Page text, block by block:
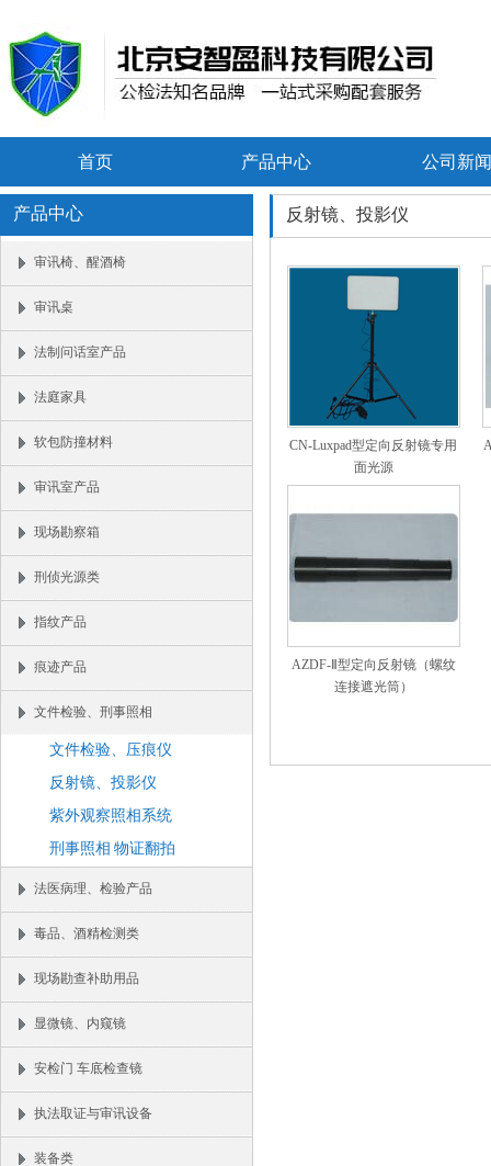
首页 产品中心 公司新
产品中心
审讯椅、醒酒椅
审讯桌
法制问话室产品
法庭家具
软包防撞材料
审讯室产品
现场勘察箱
刑侦光源类
指纹产品
痕迹产品
文件检验、刑事照相
文件检验、压痕仪
反射镜、投影仪
紫外观察照相系统
刑事照相 物证翻拍
法医病理、检验产品
毒品、酒精检测类
现场勘查补助用品
显微镜、内窥镜
安检门 车底检查镜
执法取证与审讯设备
装备类
反射镜、投影仪
CN-Luxpad型定向反射镜专用
面光源
AZDF-Ⅱ型定向反射镜（螺纹
连接遮光筒）